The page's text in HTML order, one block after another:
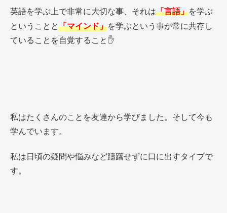
英語を学ぶ上で非常に大切な事、それは「言語」を学ぶ
ということと「マインド」を学ぶという事が常に共存し
ていることを自覚すること✋
私はたくさんのことを友達から学びました。そして今も
学んでいます。
私は日頃の疑問や悩みなど躊躇せずに口に出すタイプで
す。